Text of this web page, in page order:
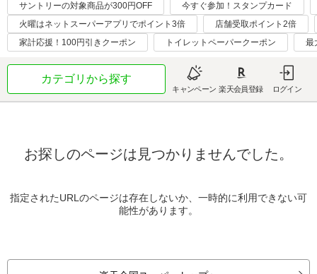
サントリーの対象商品が300円OFF
今すぐ参加！スタンプカード
火曜はネットスーパーアプリでポイント3倍
店舗受取ポイント2倍
家計応援！100円引きクーポン
トイレットペーパークーポン 最
カテゴリから探す
キャンペーン 楽天会員登録 ログイン
お探しのページは見つかりませんでした。
指定されたURLのページは存在しないか、一時的に利用できない可
能性があります。